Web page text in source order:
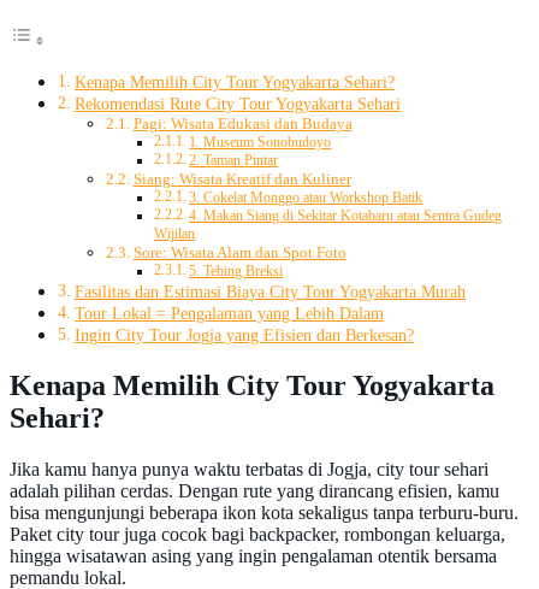
Kenapa Memilih City Tour Yogyakarta Sehari?
Rekomendasi Rute City Tour Yogyakarta Sehari
Pagi: Wisata Edukasi dan Budaya
1. Museum Sonobudoyo
2. Taman Pintar
Siang: Wisata Kreatif dan Kuliner
3. Cokelat Monggo atau Workshop Batik
4. Makan Siang di Sekitar Kotabaru atau Sentra Gudeg
Wijilan
Sore: Wisata Alam dan Spot Foto
5. Tebing Breksi
Fasilitas dan Estimasi Biaya City Tour Yogyakarta Murah
Tour Lokal = Pengalaman yang Lebih Dalam
Ingin City Tour Jogja yang Efisien dan Berkesan?
Kenapa Memilih City Tour Yogyakarta
Sehari?
Jika kamu hanya punya waktu terbatas di Jogja, city tour sehari
adalah pilihan cerdas. Dengan rute yang dirancang efisien, kamu
bisa mengunjungi beberapa ikon kota sekaligus tanpa terburu-buru.
Paket city tour juga cocok bagi backpacker, rombongan keluarga,
hingga wisatawan asing yang ingin pengalaman otentik bersama
pemandu lokal.